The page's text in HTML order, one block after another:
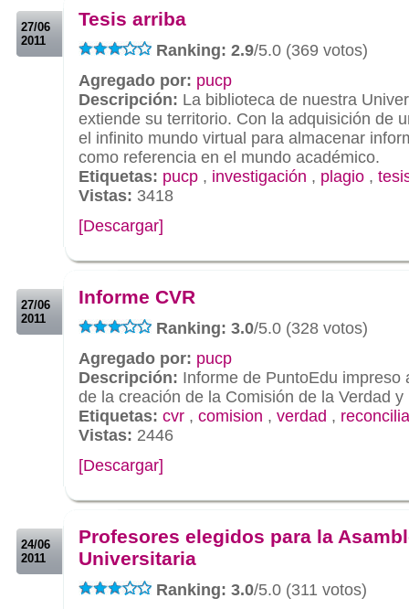
27/06
2011
Tesis arriba
Ranking: 2.9/5.0 (369 votos)
Agregado por: pucp
Descripción: La biblioteca de nuestra
extiende su territorio. Con la adquisición de
el infinito mundo virtual para almacenar
como referencia en el mundo académico.
Etiquetas: pucp , investigación , plagio ,
Vistas: 3418
[Descargar]
27/06
2011
Informe CVR
Ranking: 3.0/5.0 (328 votos)
Agregado por: pucp
Descripción: Informe de PuntoEdu impreso
de la creación de la Comisión de la Verdad
Etiquetas: cvr , comision , verdad ,
Vistas: 2446
[Descargar]
24/06
2011
Profesores elegidos para la
Universitaria
Ranking: 3.0/5.0 (311 votos)